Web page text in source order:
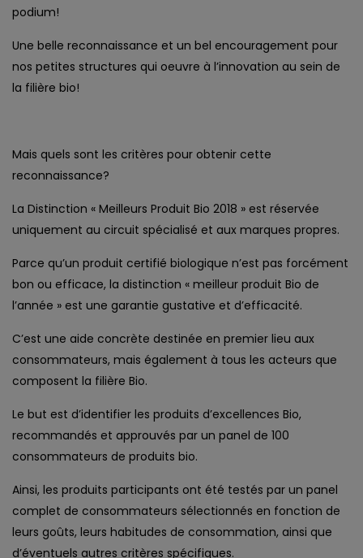
podium!
Une belle reconnaissance et un bel encouragement pour
nos petites structures qui oeuvre à l’innovation au sein de
la filière bio!
Mais quels sont les critères pour obtenir cette
reconnaissance?
La Distinction « Meilleurs Produit Bio 2018 » est réservée
uniquement au circuit spécialisé et aux marques propres.
Parce qu’un produit certifié biologique n’est pas forcément
bon ou efficace, la distinction « meilleur produit Bio de
l’année » est une garantie gustative et d’efficacité.
C’est une aide concrète destinée en premier lieu aux
consommateurs, mais également à tous les acteurs que
composent la filière Bio.
Le but est d’identifier les produits d’excellences Bio,
recommandés et approuvés par un panel de 100
consommateurs de produits bio.
Ainsi, les produits participants ont été testés par un panel
complet de consommateurs sélectionnés en fonction de
leurs goûts, leurs habitudes de consommation, ainsi que
d’éventuels autres critères spécifiques.